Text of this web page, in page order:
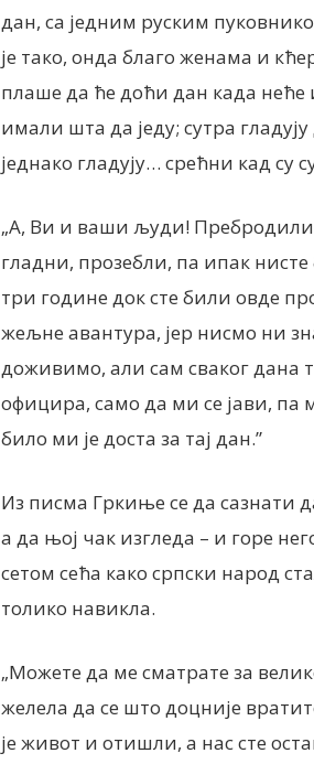
дан, са једним руским
је тако, онда благо женама и
плаше да ће доћи дан када неће
имали шта да једу; сутра
једнако гладују… срећни кад
„А, Ви и ваши људи! Пребродили
гладни, прозебли, па ипак
три године док сте били овде
жељне авантура, јер нисмо ни
доживимо, али сам сваког дана
официра, само да ми се јави, па
било ми је доста за тај дан.”
Из писма Гркиње се да сазнати
а да њој чак изгледа – и горе
сетом сећа како српски народ
толико навикла.
„Можете да ме сматрате за
желела да се што доцније
је живот и отишли, а нас сте